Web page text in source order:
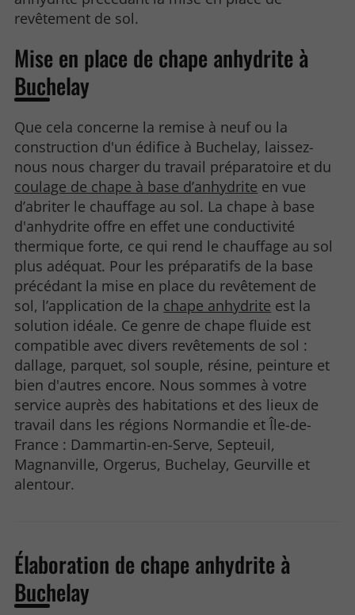
revêtement de sol.
Mise en place de chape anhydrite à
Buchelay
Que cela concerne la remise à neuf ou la
construction d'un édifice à Buchelay, laissez-
nous nous charger du travail préparatoire et du
coulage de chape à base d’anhydrite en vue
d’abriter le chauffage au sol. La chape à base
d'anhydrite offre en effet une conductivité
thermique forte, ce qui rend le chauffage au sol
plus adéquat. Pour les préparatifs de la base
précédant la mise en place du revêtement de
sol, l’application de la chape anhydrite est la
solution idéale. Ce genre de chape fluide est
compatible avec divers revêtements de sol :
dallage, parquet, sol souple, résine, peinture et
bien d'autres encore. Nous sommes à votre
service auprès des habitations et des lieux de
travail dans les régions Normandie et Île-de-
France : Dammartin-en-Serve, Septeuil,
Magnanville, Orgerus, Buchelay, Geurville et
alentour.
Élaboration de chape anhydrite à
Buchelay